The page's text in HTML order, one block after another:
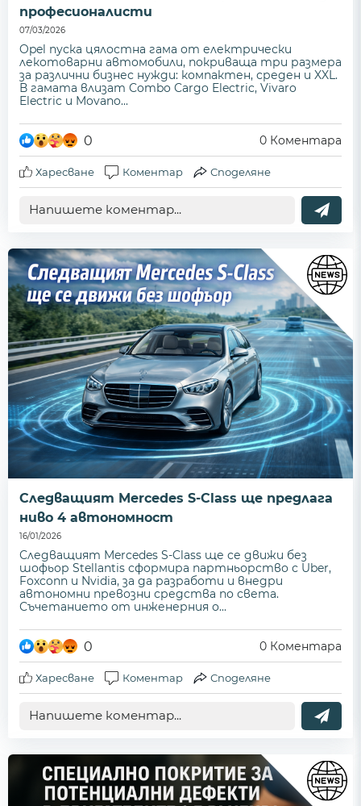
професионалисти
07/03/2026
Opel пуска цялостна гама от електрически
лекотоварни автомобили, покриваща три размера
за различни бизнес нужди: компактен, среден и XXL.
В гамата влизат Combo Cargo Electric, Vivaro
Electric и Movano...
0 0 Коментара
Харесване Коментар Споделяне
Следващият Mercedes S-Class ще предлага
ниво 4 автономност
16/01/2026
Следващият Mercedes S-Class ще се движи без
шофьор Stellantis сформира партньорство с Uber,
Foxconn и Nvidia, за да разработи и внедри
автономни превозни средства по света.
Съчетанието от инженерния о...
0 0 Коментара
Харесване Коментар Споделяне